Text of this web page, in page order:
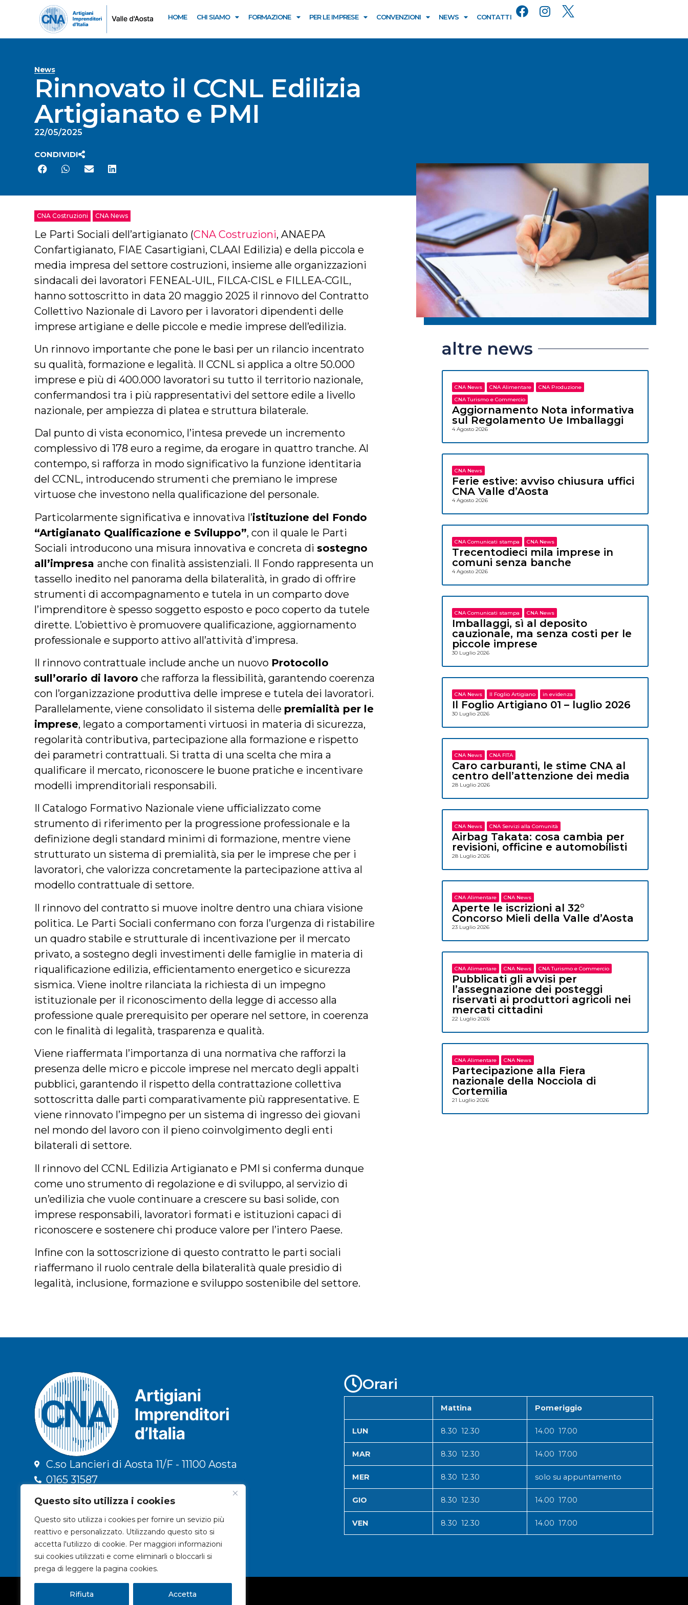
Questo sito utilizza i cookies
Questo sito utilizza i cookies per fornire un sevizio più
reattivo e personalizzato. Utilizzando questo sito si
accetta l'utilizzo di cookie. Per maggiori informazioni
sui cookies utilizzati e come eliminarli o bloccarli si
prega di leggere la pagina cookies.
Rifiuta Accetta
HOME CHI SIAMO FORMAZIONE PER LE IMPRESE CONVENZIONI NEWS CONTATTI
News
Rinnovato il CCNL Edilizia
Artigianato e PMI
22/05/2025
CONDIVIDI
CNA Costruzioni CNA News
Le Parti Sociali dell’artigianato (CNA Costruzioni, ANAEPA
Confartigianato, FIAE Casartigiani, CLAAI Edilizia) e della piccola e
media impresa del settore costruzioni, insieme alle organizzazioni
sindacali dei lavoratori FENEAL-UIL, FILCA-CISL e FILLEA-CGIL,
hanno sottoscritto in data 20 maggio 2025 il rinnovo del Contratto
Collettivo Nazionale di Lavoro per i lavoratori dipendenti delle
imprese artigiane e delle piccole e medie imprese dell’edilizia.
Un rinnovo importante che pone le basi per un rilancio incentrato
su qualità, formazione e legalità. Il CCNL si applica a oltre 50.000
imprese e più di 400.000 lavoratori su tutto il territorio nazionale,
confermandosi tra i più rappresentativi del settore edile a livello
nazionale, per ampiezza di platea e struttura bilaterale.
Dal punto di vista economico, l’intesa prevede un incremento
complessivo di 178 euro a regime, da erogare in quattro tranche. Al
contempo, si rafforza in modo significativo la funzione identitaria
del CCNL, introducendo strumenti che premiano le imprese
virtuose che investono nella qualificazione del personale.
Particolarmente significativa e innovativa l’istituzione del Fondo
“Artigianato Qualificazione e Sviluppo”, con il quale le Parti
Sociali introducono una misura innovativa e concreta di sostegno
all’impresaanche con finalità assistenziali. Il Fondo rappresenta un
tassello inedito nel panorama della bilateralità, in grado di offrire
strumenti di accompagnamento e tutela in un comparto dove
l’imprenditore è spesso soggetto esposto e poco coperto da tutele
dirette. L’obiettivo è promuovere qualificazione, aggiornamento
professionale e supporto attivo all’attività d’impresa.
Il rinnovo contrattuale include anche un nuovo Protocollo
sull’orario di lavoro che rafforza la flessibilità, garantendo coerenza
con l’organizzazione produttiva delle imprese e tutela dei lavoratori.
Parallelamente, viene consolidato il sistema delle premialità per le
imprese, legato a comportamenti virtuosi in materia di sicurezza,
regolarità contributiva, partecipazione alla formazione e rispetto
dei parametri contrattuali. Si tratta di una scelta che mira a
qualificare il mercato, riconoscere le buone pratiche e incentivare
modelli imprenditoriali responsabili.
Il Catalogo Formativo Nazionale viene ufficializzato come
strumento di riferimento per la progressione professionale e la
definizione degli standard minimi di formazione, mentre viene
strutturato un sistema di premialità, sia per le imprese che per i
lavoratori, che valorizza concretamente la partecipazione attiva al
modello contrattuale di settore.
Il rinnovo del contratto si muove inoltre dentro una chiara visione
politica. Le Parti Sociali confermano con forza l’urgenza di ristabilire
un quadro stabile e strutturale di incentivazione per il mercato
privato, a sostegno degli investimenti delle famiglie in materia di
riqualificazione edilizia, efficientamento energetico e sicurezza
sismica. Viene inoltre rilanciata la richiesta di un impegno
istituzionale per il riconoscimento della legge di accesso alla
professione quale prerequisito per operare nel settore, in coerenza
con le finalità di legalità, trasparenza e qualità.
Viene riaffermata l’importanza di una normativa che rafforzi la
presenza delle micro e piccole imprese nel mercato degli appalti
pubblici, garantendo il rispetto della contrattazione collettiva
sottoscritta dalle parti comparativamente più rappresentative. E
viene rinnovato l’impegno per un sistema di ingresso dei giovani
nel mondo del lavoro con il pieno coinvolgimento degli enti
bilaterali di settore.
Il rinnovo del CCNL Edilizia Artigianato e PMI si conferma dunque
come uno strumento di regolazione e di sviluppo, al servizio di
un’edilizia che vuole continuare a crescere su basi solide, con
imprese responsabili, lavoratori formati e istituzioni capaci di
riconoscere e sostenere chi produce valore per l’intero Paese.
Infine con la sottoscrizione di questo contratto le parti sociali
riaffermano il ruolo centrale della bilateralità quale presidio di
legalità, inclusione, formazione e sviluppo sostenibile del settore.
altre news
CNA News CNA Alimentare
CNA Produzione
CNA Turismo e Commercio
Aggiornamento Nota informativa
sul Regolamento Ue Imballaggi
4 Agosto 2026
CNA News
Ferie estive: avviso chiusura uffici
CNA Valle d’Aosta
4 Agosto 2026
CNA Comunicati stampa CNA News
Trecentodieci mila imprese in
comuni senza banche
4 Agosto 2026
CNA Comunicati stampa CNA News
Imballaggi, sì al deposito
cauzionale, ma senza costi per le
piccole imprese
30 Luglio 2026
CNA News Il Foglio Artigiano in evidenza
Il Foglio Artigiano 01 – luglio 2026
30 Luglio 2026
CNA News CNA FITA
Caro carburanti, le stime CNA al
centro dell’attenzione dei media
28 Luglio 2026
CNA News CNA Servizi alla Comunità
Airbag Takata: cosa cambia per
revisioni, officine e automobilisti
28 Luglio 2026
CNA Alimentare CNA News
Aperte le iscrizioni al 32°
Concorso Mieli della Valle d’Aosta
23 Luglio 2026
CNA Alimentare CNA News CNA Turismo e Commercio
Pubblicati gli avvisi per
l’assegnazione dei posteggi
riservati ai produttori agricoli nei
mercati cittadini
22 Luglio 2026
CNA Alimentare CNA News
Partecipazione alla Fiera
nazionale della Nocciola di
Cortemilia
21 Luglio 2026
C.so Lancieri di Aosta 11/F - 11100 Aosta
0165 31587
info@cna.ao.it
C.F. 91009300079 | P.IVA 01196090078
Privacy & Trattamento dati
Orari
Mattina Pomeriggio
LUN 8.30 12.30 14.00 17.00
MAR 8.30 12.30 14.00 17.00
MER 8.30 12.30 solo su appuntamento
GIO 8.30 12.30 14.00 17.00
VEN 8.30 12.30 14.00 17.00
© 2024 CNA VALLE D'AOSTA